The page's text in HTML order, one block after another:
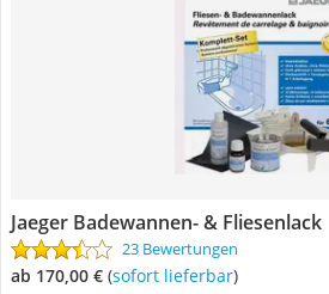
Jaeger Badewannen- & Fliesenlack
23 Bewertungen
ab 170,00 € ( Sofort lieferbar)